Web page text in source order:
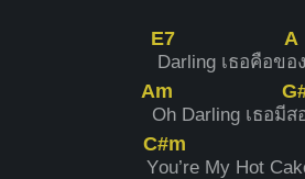
E7
Darling เธอคือข
A
อ
Am
Oh Darling เธอมีส
Y
C#m
ou’re My Hot